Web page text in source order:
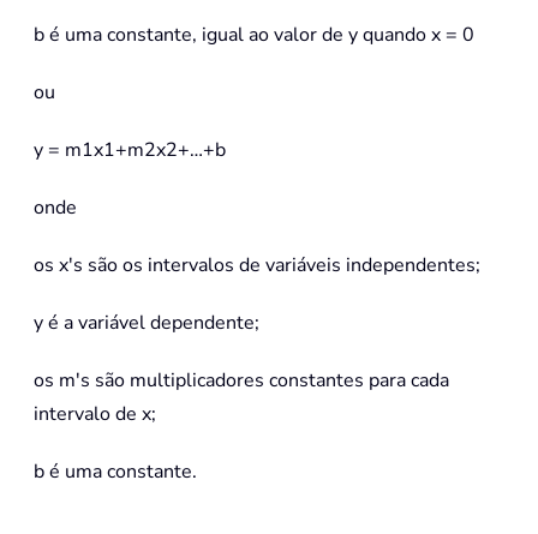
b é uma constante, igual ao valor de y quando x = 0
ou
y = m1x1+m2x2+…+b
onde
os x's são os intervalos de variáveis independentes;
y é a variável dependente;
os m's são multiplicadores constantes para cada
intervalo de x;
b é uma constante.